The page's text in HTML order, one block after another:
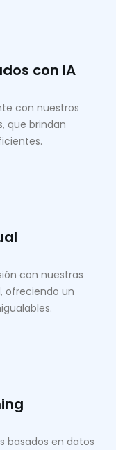
con IA
con nuestros
que brindan
con nuestras
ofreciendo un
basados ​​en datos